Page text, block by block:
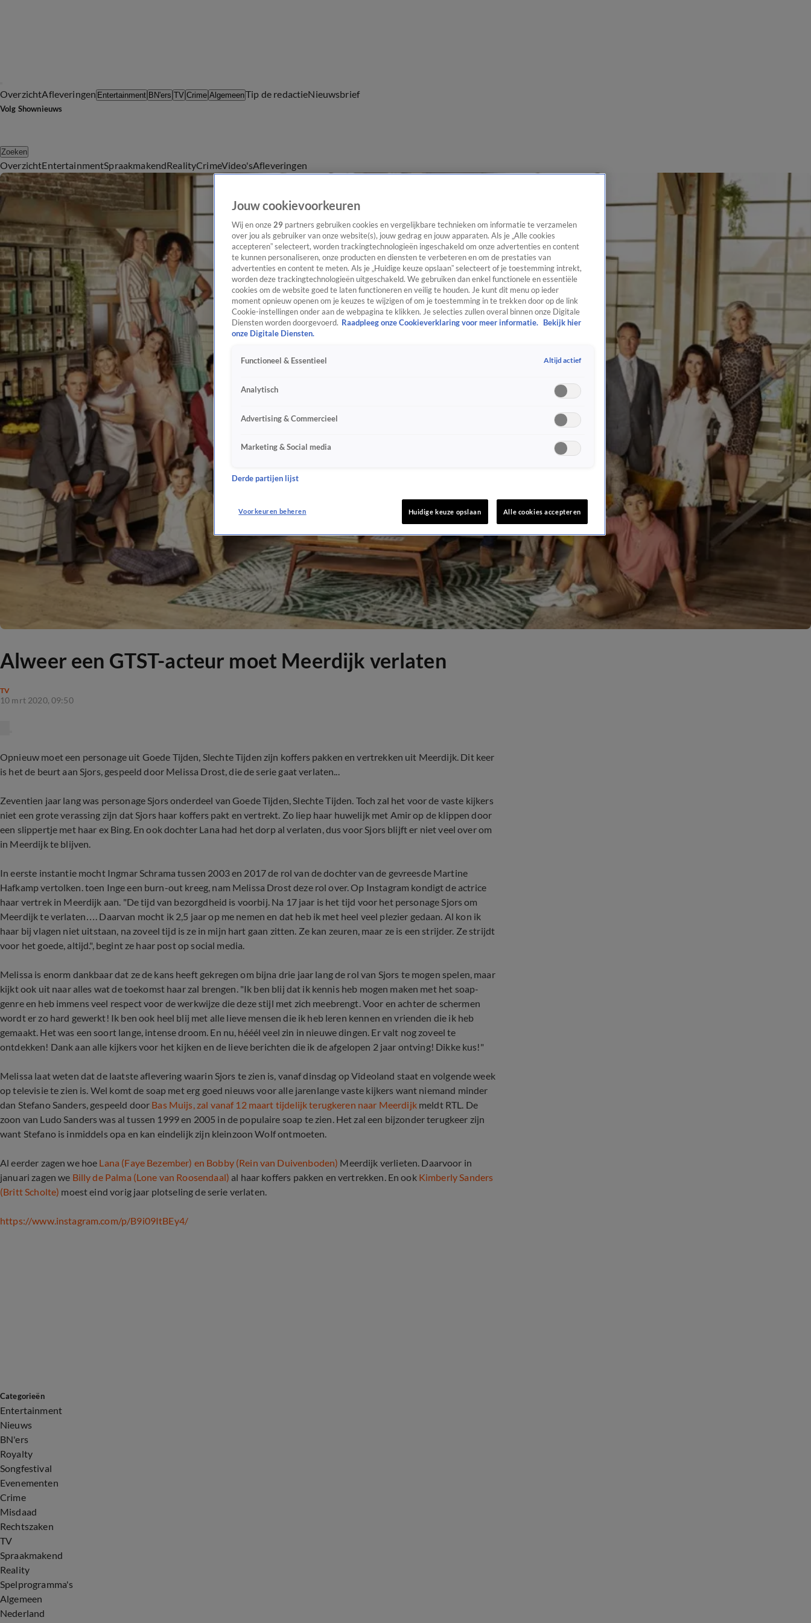
OverzichtAfleveringen Entertainment BN'ers TV Crime AlgemeenTip de redactieNieuwsbrief
Volg Shownieuws
Zoeken
OverzichtEntertainmentSpraakmakendRealityCrimeVideo'sAfleveringen
Alweer een GTST-acteur moet Meerdijk verlaten
TV
10 mrt 2020, 09:50
Opnieuw moet een personage uit Goede Tijden, Slechte Tijden zijn koffers pakken en vertrekken uit Meerdijk. Dit keer
is het de beurt aan Sjors, gespeeld door Melissa Drost, die de serie gaat verlaten...
Zeventien jaar lang was personage Sjors onderdeel van Goede Tijden, Slechte Tijden. Toch zal het voor de vaste kijkers
niet een grote verassing zijn dat Sjors haar koffers pakt en vertrekt. Zo liep haar huwelijk met Amir op de klippen door
een slippertje met haar ex Bing. En ook dochter Lana had het dorp al verlaten, dus voor Sjors blijft er niet veel over om
in Meerdijk te blijven.
In eerste instantie mocht Ingmar Schrama tussen 2003 en 2017 de rol van de dochter van de gevreesde Martine
Hafkamp vertolken. toen Inge een burn-out kreeg, nam Melissa Drost deze rol over. Op Instagram kondigt de actrice
haar vertrek in Meerdijk aan. "De tijd van bezorgdheid is voorbij. Na 17 jaar is het tijd voor het personage Sjors om
Meerdijk te verlaten…. Daarvan mocht ik 2,5 jaar op me nemen en dat heb ik met heel veel plezier gedaan. Al kon ik
haar bij vlagen niet uitstaan, na zoveel tijd is ze in mijn hart gaan zitten. Ze kan zeuren, maar ze is een strijder. Ze strijdt
voor het goede, altijd.", begint ze haar post op social media.
Melissa is enorm dankbaar dat ze de kans heeft gekregen om bijna drie jaar lang de rol van Sjors te mogen spelen, maar
kijkt ook uit naar alles wat de toekomst haar zal brengen. "Ik ben blij dat ik kennis heb mogen maken met het soap-
genre en heb immens veel respect voor de werkwijze die deze stijl met zich meebrengt. Voor en achter de schermen
wordt er zo hard gewerkt! Ik ben ook heel blij met alle lieve mensen die ik heb leren kennen en vrienden die ik heb
gemaakt. Het was een soort lange, intense droom. En nu, hééél veel zin in nieuwe dingen. Er valt nog zoveel te
ontdekken! Dank aan alle kijkers voor het kijken en de lieve berichten die ik de afgelopen 2 jaar ontving! Dikke kus!"
Melissa laat weten dat de laatste aflevering waarin Sjors te zien is, vanaf dinsdag op Videoland staat en volgende week
op televisie te zien is. Wel komt de soap met erg goed nieuws voor alle jarenlange vaste kijkers want niemand minder
dan Stefano Sanders, gespeeld door Bas Muijs, zal vanaf 12 maart tijdelijk terugkeren naar Meerdijkmeldt RTL. De
zoon van Ludo Sanders was al tussen 1999 en 2005 in de populaire soap te zien. Het zal een bijzonder terugkeer zijn
want Stefano is inmiddels opa en kan eindelijk zijn kleinzoon Wolf ontmoeten.
Al eerder zagen we hoe Lana (Faye Bezember) en Bobby (Rein van Duivenboden) Meerdijk verlieten. Daarvoor in
januari zagen we Billy de Palma (Lone van Roosendaal) al haar koffers pakken en vertrekken. En ook Kimberly Sanders
(Britt Scholte) moest eind vorig jaar plotseling de serie verlaten.
https://www.instagram.com/p/B9i09ItBEy4/
Categorieën
Entertainment
Nieuws
BN'ers
Royalty
Songfestival
Evenementen
Crime
Misdaad
Rechtszaken
TV
Spraakmakend
Reality
Spelprogramma's
Algemeen
Nederland
Jouw cookievoorkeuren
Wij en onze 29 partners gebruiken cookies en vergelijkbare technieken om informatie te verzamelen
over jou als gebruiker van onze website(s), jouw gedrag en jouw apparaten. Als je „Alle cookies
accepteren” selecteert, worden trackingtechnologieën ingeschakeld om onze advertenties en content
te kunnen personaliseren, onze producten en diensten te verbeteren en om de prestaties van
advertenties en content te meten. Als je „Huidige keuze opslaan” selecteert of je toestemming intrekt,
worden deze trackingtechnologieën uitgeschakeld. We gebruiken dan enkel functionele en essentiële
cookies om de website goed te laten functioneren en veilig te houden. Je kunt dit menu op ieder
moment opnieuw openen om je keuzes te wijzigen of om je toestemming in te trekken door op de link
Cookie-instellingen onder aan de webpagina te klikken. Je selecties zullen overal binnen onze Digitale
Diensten worden doorgevoerd. Raadpleeg onze Cookieverklaring voor meer informatie.
Bekijk hier
onze Digitale Diensten.
Functioneel & Essentieel Altijd actief
Analytisch
Advertising & Commercieel
Marketing & Social media
Derde partijen lijst
Voorkeuren beheren Huidige keuze opslaan Alle cookies accepteren